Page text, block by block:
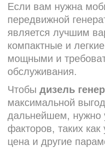
Если вам нужна
передвижной
является лучшим
компактные и
мощными и
обслуживания.
Чтобы дизель
максимальной
дальнейшем, нужно
факторов, таких как
цена и другие